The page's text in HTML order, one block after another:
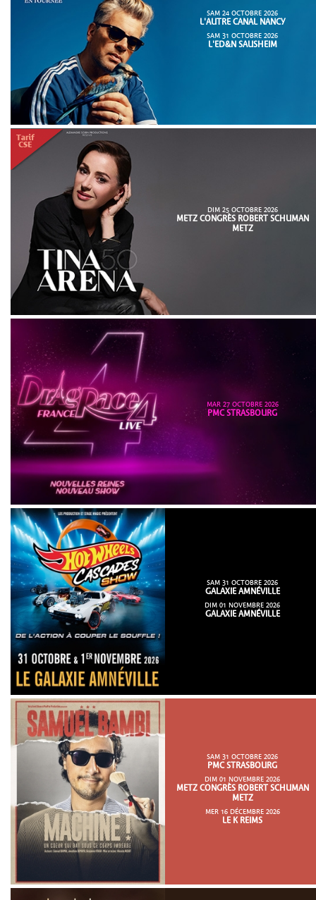
SAM 24 OCTOBRE 2026
L'AUTRE CANAL NANCY
SAM 31 OCTOBRE 2026
L'ED&N SAUSHEIM
DIM 25 OCTOBRE 2026
METZ CONGRÈS ROBERT SCHUMAN
METZ
MAR 27 OCTOBRE 2026
PMC STRASBOURG
SAM 31 OCTOBRE 2026
GALAXIE AMNÉVILLE
DIM 01 NOVEMBRE 2026
GALAXIE AMNÉVILLE
SAM 31 OCTOBRE 2026
PMC STRASBOURG
DIM 01 NOVEMBRE 2026
METZ CONGRÈS ROBERT SCHUMAN
METZ
MER 16 DÉCEMBRE 2026
LE K REIMS